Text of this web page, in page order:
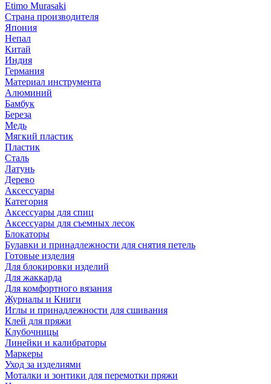
Etimo Murasaki
Страна производителя
Япония
Непал
Китай
Индия
Германия
Материал инструмента
Алюминий
Бамбук
Береза
Медь
Мягкий пластик
Пластик
Сталь
Латунь
Дерево
Аксессуары
Категория
Аксессуары для спиц
Аксессуары для съемных лесок
Блокаторы
Булавки и принадлежности для снятия петель
Готовые изделия
Для блокировки изделий
Для жаккарда
Для комфортного вязания
Журналы и Книги
Иглы и принадлежности для сшивания
Клей для пряжи
Клубочницы
Линейки и калибраторы
Маркеры
Уход за изделиями
Моталки и зонтики для перемотки пряжи